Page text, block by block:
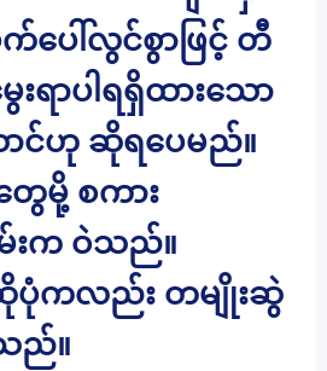
ပေါ်လွင်စွာဖြင့် တီ
ရာပါရရှိထားသော
ဟု ဆိုရပေမည်။
တွေမို့ စကား
က ဝဲသည်။
ဆိုပုံကလည်း တမျိုးဆွဲ
ည်။